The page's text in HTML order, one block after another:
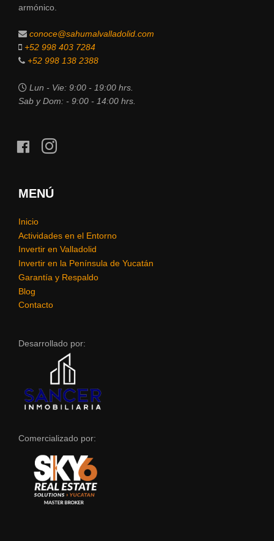
armónico.
conoce@sahumalvalladolid.com
+52 998 403 7284
+52 998 138 2388
Lun - Vie: 9:00 - 19:00 hrs.
Sab y Dom: - 9:00 - 14:00 hrs.
facebookinstagram
MENÚ
Inicio
Actividades en el Entorno
Invertir en Valladolid
Invertir en la Península de Yucatán
Garantía y Respaldo
Blog
Contacto
Desarrollado por:
Comercializado por: